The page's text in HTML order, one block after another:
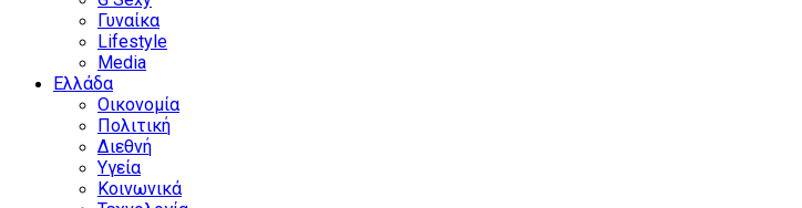
Γυναίκα
Lifestyle
Media
Ελλάδα
Οικονομία
Πολιτική
Διεθνή
Υγεία
Κοινωνικά